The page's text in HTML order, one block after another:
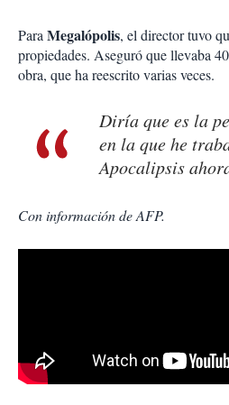
ParaMegalópolis, el director tuvo
propiedades. Aseguró que llevaba
obra, que ha reescrito varias veces.
Diría que es la
en la que he
Apocalipsis
Con información de AFP.